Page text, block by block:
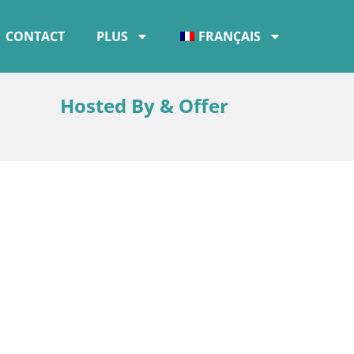
CONTACT PLUS FRANÇAIS
Hosted By & Offer